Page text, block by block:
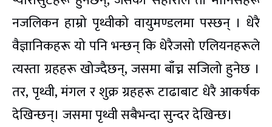
नजलिकन हाम्रो पृथ्वीको वायुमण्डलमा पस्छन् । धेरै
वैज्ञानिकहरू यो पनि भन्छन् कि धेरैजसो एलियनहरूले
त्यस्ता ग्रहहरू खोज्दैछन्, जसमा बाँच्न सजिलो हुनेछ ।
तर, पृथ्वी, मंगल र शुक्र ग्रहहरू टाढाबाट धेरै आकर्षक
देखिन्छन्। जसमा पृथ्वी सबैभन्दा सुन्दर देखिन्छ।